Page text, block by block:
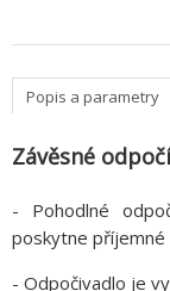
Popis a parametry
Závěsné
- Pohodlné
poskytne příjemné
- Odpočivadlo je